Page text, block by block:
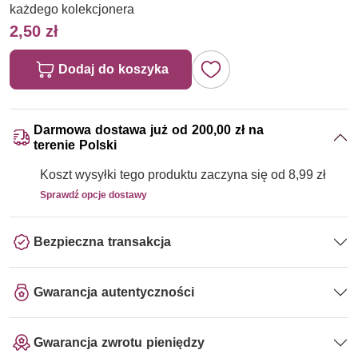
każdego kolekcjonera
2,50 zł
Dodaj do koszyka
Darmowa dostawa już od 200,00 zł na
terenie Polski
Koszt wysyłki tego produktu zaczyna się od 8,99 zł
Sprawdź opcje dostawy
Bezpieczna transakcja
Gwarancja autentyczności
Gwarancja zwrotu pieniędzy